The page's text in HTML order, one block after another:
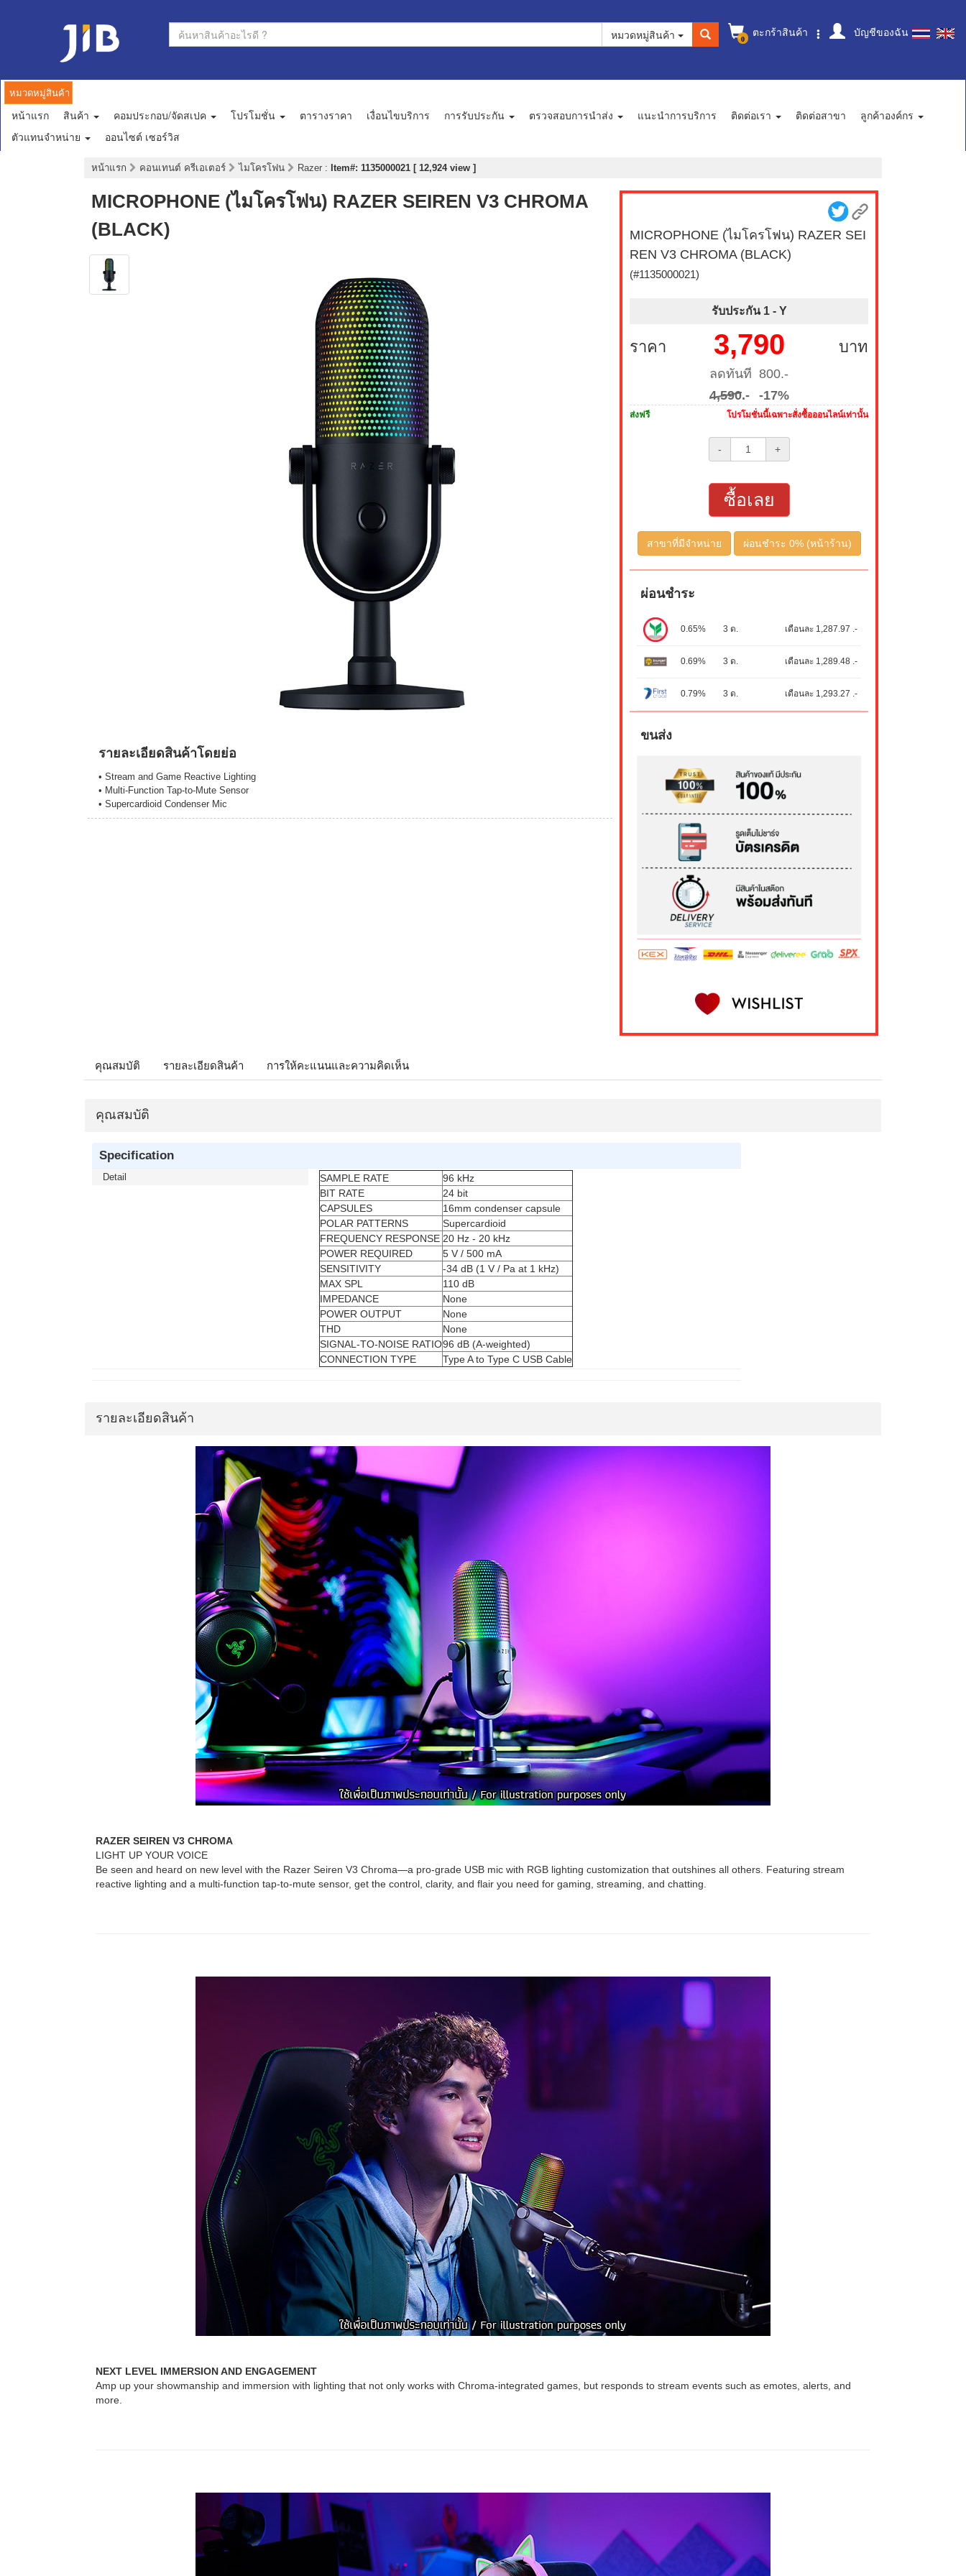
0 ตะกร้าสินค้า บัญชีของฉัน
หมวดหมู่สินค้า
หมวดหมู่สินค้า
หน้าแรก สินค้า คอมประกอบ/จัดสเปค โปรโมชั่น ตารางราคา เงื่อนไขบริการ การรับประกัน ตรวจสอบการนำส่ง แนะนำการบริการ ติดต่อเรา ติดต่อสาขา
ลูกค้าองค์กร
ตัวแทนจำหน่าย
ออนไซต์ เซอร์วิส
หน้าแรก คอนเทนต์ ครีเอเตอร์ ไมโครโฟน Razer : Item#: 1135000021 [ 12,924 view ]
MICROPHONE (ไมโครโฟน) RAZER SEIREN V3 CHROMA
(BLACK)
รายละเอียดสินค้าโดยย่อ
• Stream and Game Reactive Lighting
• Multi-Function Tap-to-Mute Sensor
• Supercardioid Condenser Mic
MICROPHONE (ไมโครโฟน) RAZER SEI
REN V3 CHROMA (BLACK)
(#1135000021)
รับประกัน 1 - Y
ราคา บาท
3,790
ลดทันที 800.-
4,590.- -17%
ส่งฟรี โปรโมชั่นนี้เฉพาะสั่งซื้อออนไลน์เท่านั้น
- +
ซื้อเลย
สาขาที่มีจำหน่าย ผ่อนชำระ 0% (หน้าร้าน)
ผ่อนชำระ
0.65% 3 ด. เดือนละ 1,287.97 .-
0.69% 3 ด. เดือนละ 1,289.48 .-
0.79% 3 ด. เดือนละ 1,293.27 .-
ขนส่ง
คุณสมบัติ รายละเอียดสินค้า การให้คะแนนและความคิดเห็น
คุณสมบัติ
Specification
Detail SAMPLE RATE
96 kHz
BIT RATE
24 bit
CAPSULES
16mm condenser capsule
POLAR PATTERNS
Supercardioid
FREQUENCY RESPONSE 20 Hz - 20 kHz
POWER REQUIRED
5 V / 500 mA
SENSITIVITY
-34 dB (1 V / Pa at 1 kHz)
MAX SPL
110 dB
IMPEDANCE
None
POWER OUTPUT
None
THD
None
SIGNAL-TO-NOISE RATIO96 dB (A-weighted)
CONNECTION TYPE
Type A to Type C USB Cable
รายละเอียดสินค้า
RAZER SEIREN V3 CHROMA
LIGHT UP YOUR VOICE
Be seen and heard on new level with the Razer Seiren V3 Chroma—a pro-grade USB mic with RGB lighting customization that outshines all others. Featuring stream
reactive lighting and a multi-function tap-to-mute sensor, get the control, clarity, and flair you need for gaming, streaming, and chatting.
NEXT LEVEL IMMERSION AND ENGAGEMENT
Amp up your showmanship and immersion with lighting that not only works with Chroma-integrated games, but responds to stream events such as emotes, alerts, and
more.